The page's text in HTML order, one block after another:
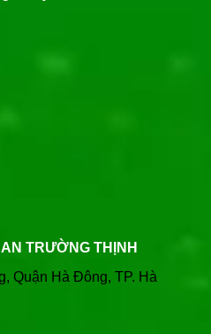
TRƯỜNG THỊNH
Quận Hà Đông, TP. Hà